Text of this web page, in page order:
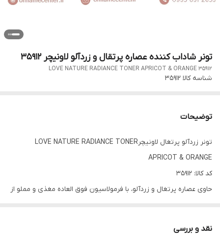
تونر شاداب کننده عصاره پرتقال و زردآلو لاونیچر 35912
LOVE NATURE RADIANCE TONER APRICOT & ORANGE 35912
شناسه کالا 35912
توضیحات
تونر زردآلو پرتغال لاونیچرLOVE NATURE RADIANCE TONER
APRICOT & ORANGE
کد کالا: 35912
حاوی عصاره پرتغال و زردآلو، با فرمولاسیون فوق العاده مغذی و مملو از
نقد و بررسی